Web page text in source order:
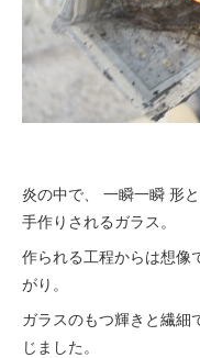
炎の中で、 一瞬一瞬 形
手作りされるガラス。
作られる工程からは想像
がり。
ガラスのもつ輝きと繊細
じました。